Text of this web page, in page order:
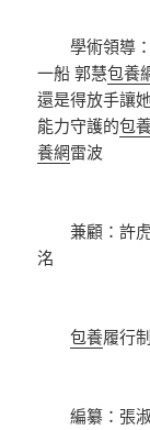
學術領導
一船 郭慧包養
還是得放手讓
能力守護的包
養網雷波
兼顧：許虎
洺
包養履行
編纂：張